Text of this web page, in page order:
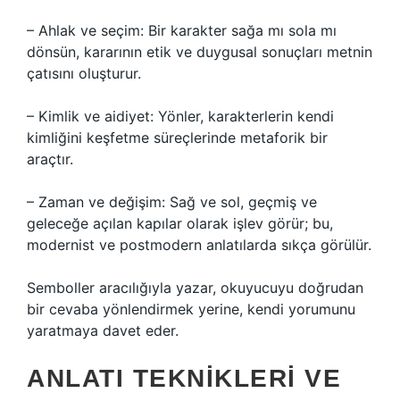
– Ahlak ve seçim: Bir karakter sağa mı sola mı
dönsün, kararının etik ve duygusal sonuçları metnin
çatısını oluşturur.
– Kimlik ve aidiyet: Yönler, karakterlerin kendi
kimliğini keşfetme süreçlerinde metaforik bir
araçtır.
– Zaman ve değişim: Sağ ve sol, geçmiş ve
geleceğe açılan kapılar olarak işlev görür; bu,
modernist ve postmodern anlatılarda sıkça görülür.
Semboller aracılığıyla yazar, okuyucuyu doğrudan
bir cevaba yönlendirmek yerine, kendi yorumunu
yaratmaya davet eder.
ANLATI TEKNIKLERI VE